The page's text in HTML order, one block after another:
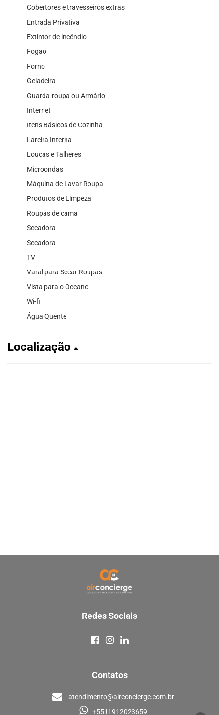
Cobertores e travesseiros extras
Entrada Privativa
Extintor de incêndio
Fogão
Forno
Geladeira
Guarda-roupa ou Armário
Internet
Itens Básicos de Cozinha
Lareira Interna
Louças e Talheres
Microondas
Máquina de Lavar Roupa
Produtos de Limpeza
Roupas de cama
Secadora
Secadora
TV
Varal para Secar Roupas
Vista para o Oceano
Wi-fi
Água Quente
Localização
Redes Sociais
Contatos
atendimento@airconcierge.com.br
+5511912023659